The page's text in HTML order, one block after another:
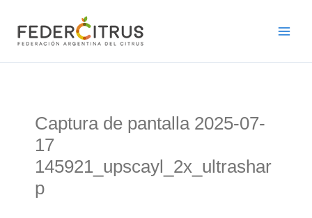
contenido
Captura de pantalla 2025-07-
17
145921_upscayl_2x_ultrashar
p